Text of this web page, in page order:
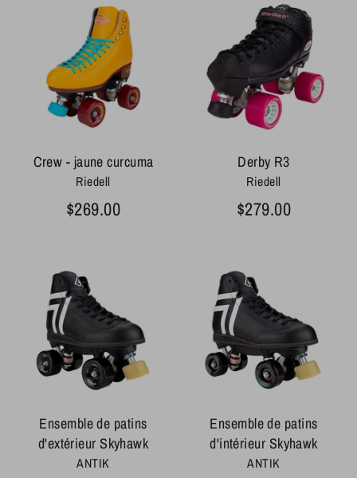
Crew - jaune curcuma
Riedell
$269.00
Derby R3
Riedell
$279.00
Ensemble de patins
d'extérieur Skyhawk
ANTIK
Ensemble de patins
d'intérieur Skyhawk
ANTIK